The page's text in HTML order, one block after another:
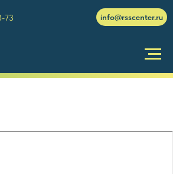
info@rsscenter.ru
73